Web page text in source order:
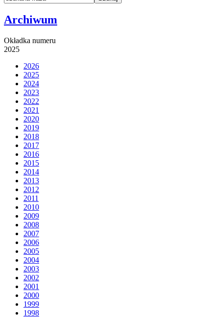
Archiwum
Okładka numeru
2025
2026
2025
2024
2023
2022
2021
2020
2019
2018
2017
2016
2015
2014
2013
2012
2011
2010
2009
2008
2007
2006
2005
2004
2003
2002
2001
2000
1999
1998